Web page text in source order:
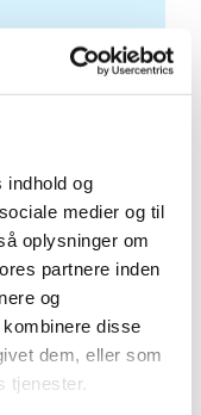
indhold og
medier og til
oplysninger om
partnere inden
og
disse
dem, eller som
tjenester.